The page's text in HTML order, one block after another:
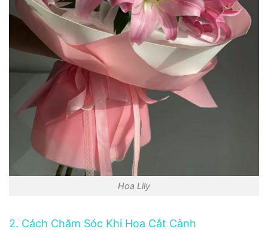
Hoa Lily
2. Cách Chăm Sóc Khi Hoa Cắt Cành